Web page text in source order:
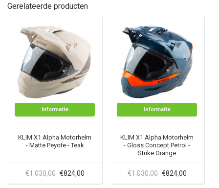
Gerelateerde producten
Informatie
KLIM X1 Alpha Motorhelm
- Matte Peyote - Teak
€1.030,00 €824,00
Informatie
KLIM X1 Alpha Motorhelm
- Gloss Concept Petrol -
Strike Orange
€1.030,00 €824,00